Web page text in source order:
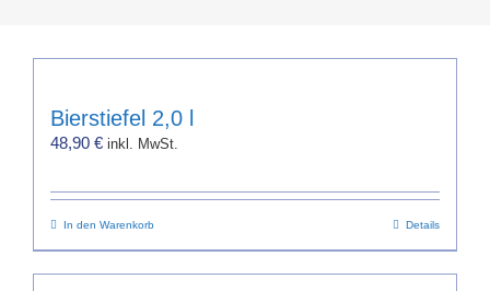
Bierstiefel 2,0 l
48,90 € inkl. MwSt.
In den Warenkorb Details